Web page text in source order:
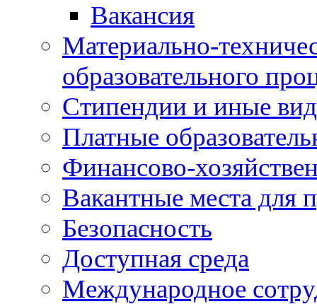
Вакансия
Материально-
образовательного
Стипендии и иные
Платные
Финансово-
Вакантные места для
Безопасность
Доступная среда
Международное